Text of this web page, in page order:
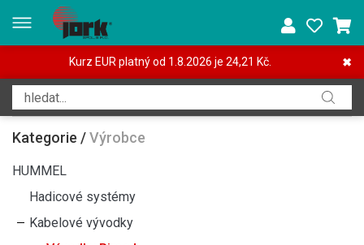
✖
Kurz EUR platný od 1.8.2026 je 24,21 Kč.
Kategorie /Výrobce
HUMMEL
Hadicové systémy
Kabelové vývodky